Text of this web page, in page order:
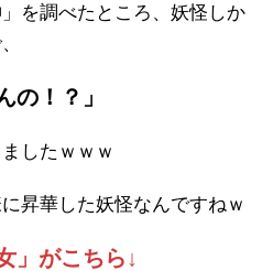
を調べたところ、妖怪しか
の！？」
したｗｗｗ
昇華した妖怪なんですねｗ
」がこちら↓